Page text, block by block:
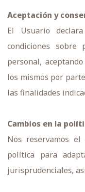
Aceptación y
El Usuario
condiciones sobre
personal,
los mismos por
las finalidades
Cambios en la
Nos reservamos
política para
jurisprudenciales,